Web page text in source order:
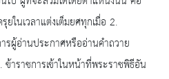
ในเวลาแต่งเต็มยศทุกเมื่อ 2.
รผู้อ่านประกาศหรืออ่านคำถวาย
ข้าราชการเข้าในหน้าที่พระราชพิธีอัน